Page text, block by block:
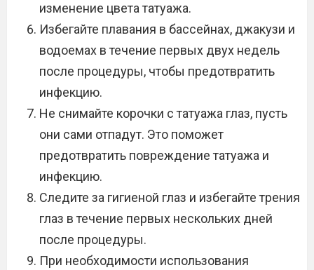
изменение цвета татуажа.
Избегайте плавания в бассейнах, джакузи и
водоемах в течение первых двух недель
после процедуры, чтобы предотвратить
инфекцию.
Не снимайте корочки с татуажа глаз, пусть
они сами отпадут. Это поможет
предотвратить повреждение татуажа и
инфекцию.
Следите за гигиеной глаз и избегайте трения
глаз в течение первых нескольких дней
после процедуры.
При необходимости использования